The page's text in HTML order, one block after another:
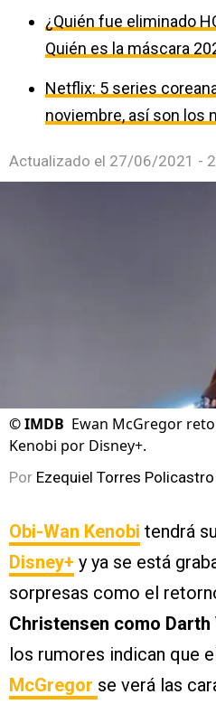
¿Quién fue eliminado
Quién es la máscara
Netflix: 5 series
noviembre, así son los
Actualizado el 27/06/2021 -
©IMDB Ewan McGregor
Kenobi por Disney+.
Por Ezequiel Torres Policastro
Obi-Wan Kenobi tendrá
Disney+ y ya se está
sorpresas como el
Christensen como Darth
los rumores indican que
McGregor se verá las